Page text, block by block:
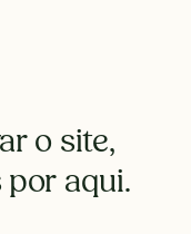
o site,
aqui.